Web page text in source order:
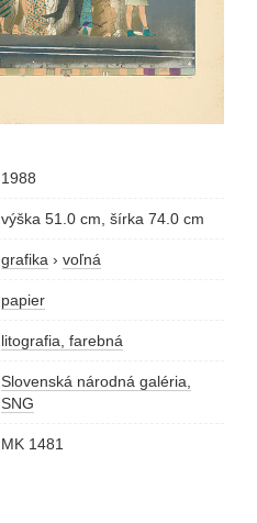
1988
výška 51.0 cm, šírka 74.0 cm
grafika › voľná
papier
litografia, farebná
Slovenská národná galéria,
SNG
MK 1481